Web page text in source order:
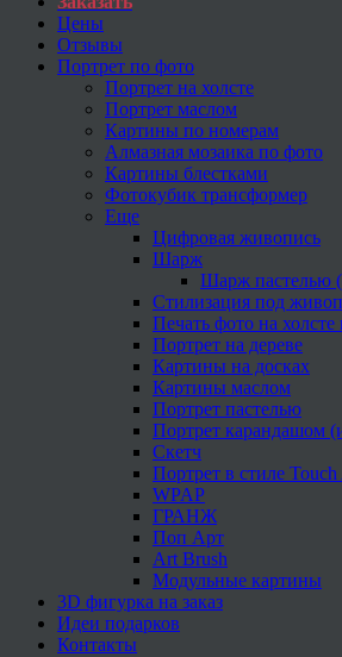
Цены
Отзывы
Портрет по фото
Портрет на холсте
Портрет маслом
Картины по номерам
Алмазная мозаика по фото
Картины блестками
Фотокубик трансформер
Еще
Цифровая живопись
Шарж
Шарж пастелью
Стилизация под
Печать фото на холсте
Портрет на дереве
Картины на досках
Картины маслом
Портрет пастелью
Портрет карандашом
Скетч
Портрет в стиле
WPAP
ГРАНЖ
Поп Арт
Art Brush
Модульные картины
3D фигурка на заказ
Идеи подарков
Контакты